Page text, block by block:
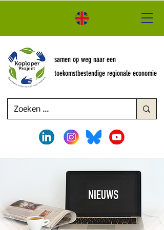
samen op weg naar een
toekomstbestendige regionale economie